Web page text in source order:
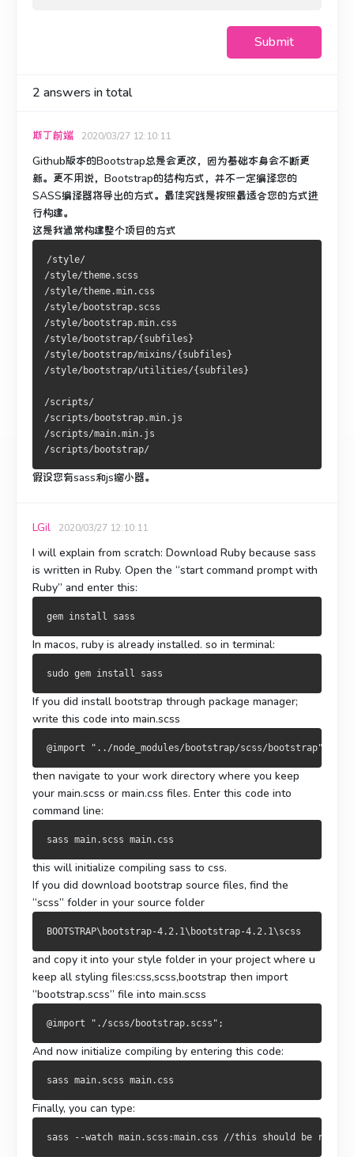
Submit
2 answers in total
斯丁前端 2020/03/27 12:10:11
Github版本的Bootstrap总是会更改，因为基础本身会不断更
新。 更不用说，Bootstrap的结构方式，并不一定编译您的
SASS编译器将导出的方式。 最佳实践是按照最适合您的方式进
行构建。
这是我通常构建整个项目的方式
/style/
/style/theme.scss
/style/theme.min.css
/style/bootstrap.scss
/style/bootstrap.min.css
/style/bootstrap/{subfiles}
/style/bootstrap/mixins/{subfiles}
/style/bootstrap/utilities/{subfiles}
/scripts/
/scripts/bootstrap.min.js
/scripts/main.min.js
/scripts/bootstrap/
假设您有sass和js缩小器。
LGil 2020/03/27 12:10:11
I will explain from scratch: Download Ruby because sass
is written in Ruby. Open the “start command prompt with
Ruby” and enter this:
In macos, ruby is already installed. so in terminal:
If you did install bootstrap through package manager;
write this code into main.scss
then navigate to your work directory where you keep
your main.scss or main.css files. Enter this code into
command line:
this will initialize compiling sass to css.
If you did download bootstrap source files, find the
“scss” folder in your source folder
and copy it into your style folder in your project where u
keep all styling files:css,scss,bootstrap then import
“bootstrap.scss” file into main.scss
And now initialize compiling by entering this code:
Finally, you can type: